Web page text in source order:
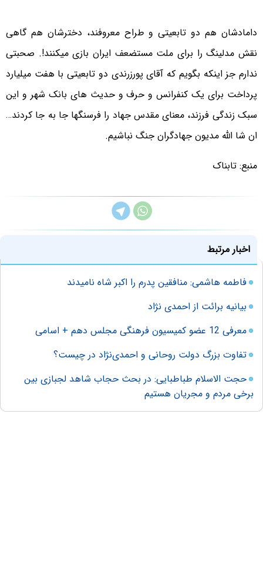
دامادشان هم دو تابعیتی و طراح معروفند، دخترشان هم گاهی
نقش مدلینگ را برای ملت مستضعف ایران بازی میکنند!. صحبتی
ندارم جز اینکه بگویم که آقای پورزرندی دو تابعیتی با هفت میلیارد
پرداخت برای یک کنفرانس و حرف و حدیث های بانک شهر و این
سبک زندگی فرزند، معنای مقدس جهاد را فرسنگها جا به جا کردند…
ان شا الله مدیون جهادگران جنگ نباشیم.
منبع: تابناک
اخبار مرتبط
فاطمه هاشمی: منافقین پدرم را اکبر شاه نامیدند
بیانیه برائت از احمدی نژاد
معرفی 12 عضو کمیسیون فرهنگی مجلس دهم + اسامی
تفاوت بزرگ دولت روحانی و احمدی‌نژاد در چیست؟
حجت الاسلام طباطبایی: در بحث حجاب شاهد لجبازی بین
برخی مردم و مجریان هستیم